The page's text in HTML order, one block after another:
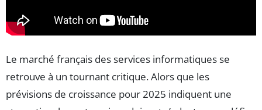
Le marché français des services informatiques se
retrouve à un tournant critique. Alors que les
prévisions de croissance pour 2025 indiquent une